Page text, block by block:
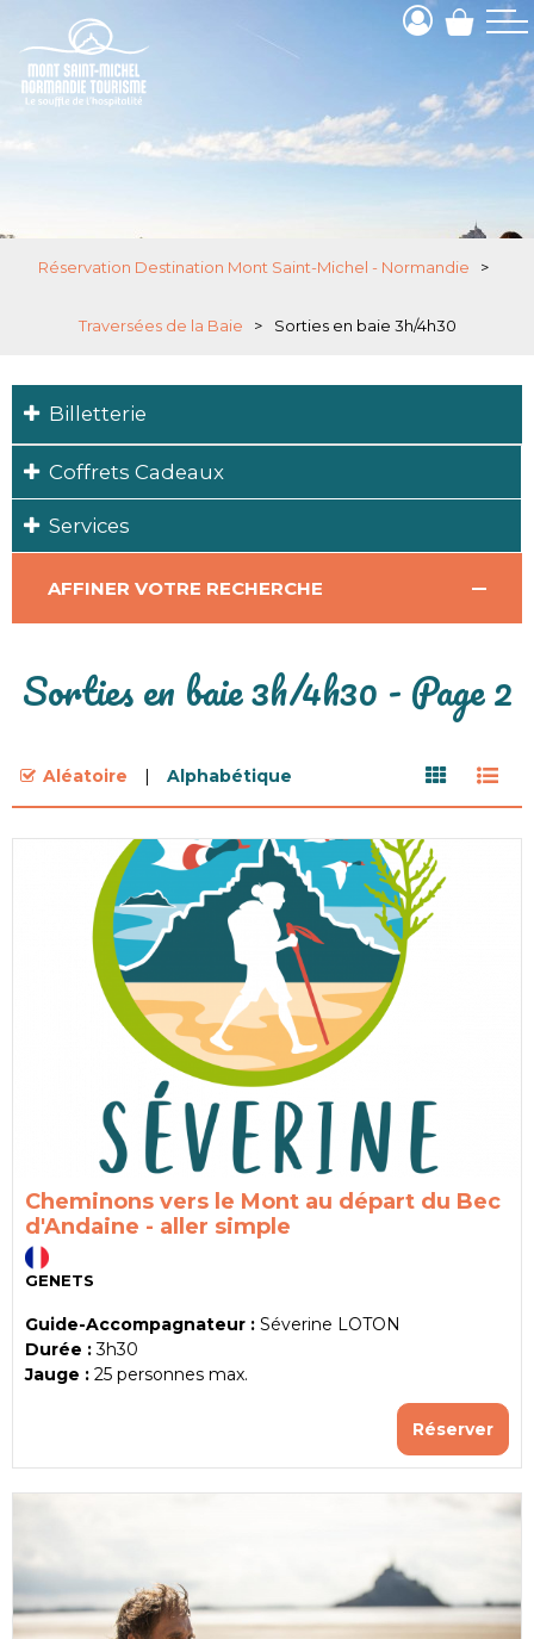
Réservation Destination Mont Saint-Michel - Normandie >
Traversées de la Baie > Sorties en baie 3h/4h30
Billetterie
Coffrets Cadeaux
Services
AFFINER VOTRE RECHERCHE
Sorties en baie 3h/4h30 - Page 2
Aléatoire Alphabétique
Cheminons vers le Mont au départ du Bec
d'Andaine - aller simple
GENETS
Guide-Accompagnateur : Séverine LOTON
Durée : 3h30
Jauge : 25 personnes max.
Réserver